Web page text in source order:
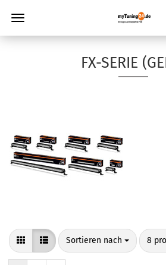
FX-SERIE
Sortieren nach
Sortieren nach 8
pro